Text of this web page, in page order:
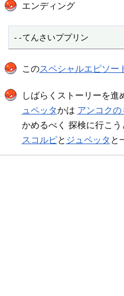
エンディング
--てんさいププリン
このスペシャルエピソー
しばらくストーリーを進
ュペッタかは アンコクの
かめるべく 探検に行こう
スコルピと ジュペッタ と